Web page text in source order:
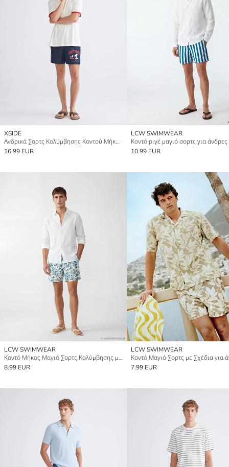
XSIDE
Ανδρικά Σορτς Κολύμβησης Κοντού Μήκους
16.99 EUR
LCW SWIMWEAR
Κοντό ριγέ μαγιό σορτς για άνδρες
10.99 EUR
LCW SWIMWEAR
Κοντό Μήκος Μαγιό Σορτς Κολύμβησης με Σχέδια για Άνδρες
8.99 EUR
LCW SWIMWEAR
Κοντό Μαγιό Σορτς με Σχέδια για
7.99 EUR